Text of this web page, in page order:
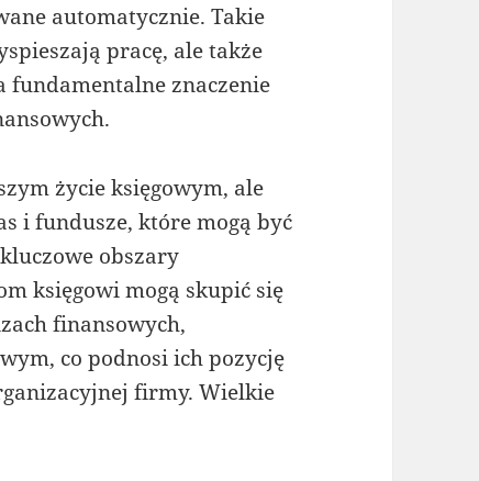
automatycznie. Takie
pracę, ale także
fundamentalne znaczenie
życie księgowym, ale
i fundusze, które mogą być
obszary
księgowi mogą skupić się
finansowych,
co podnosi ich pozycję
firmy. Wielkie